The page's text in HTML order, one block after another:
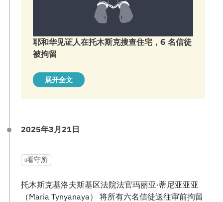
耶和华见证人在托木斯克搜查住宅，6 名信徒
被拘留
展开全文
2025年3月21日
看守所
托木斯克基洛夫斯基区法院法官玛丽亚·蒂尼亚亚亚
（Maria Tynyanaya） 将所有六名信徒送往审前拘留